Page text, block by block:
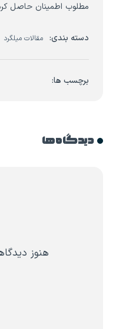
مطلوب اطمینان حاصل
دسته بندی: مقالات میلگرد
برچسب ها:
دیدگاه ها
هنوز